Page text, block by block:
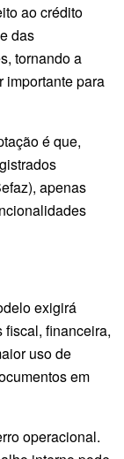
ao crédito
das
tornando a
importante para
é que,
apenas
exigirá
fiscal, financeira,
uso de
em
operacional.